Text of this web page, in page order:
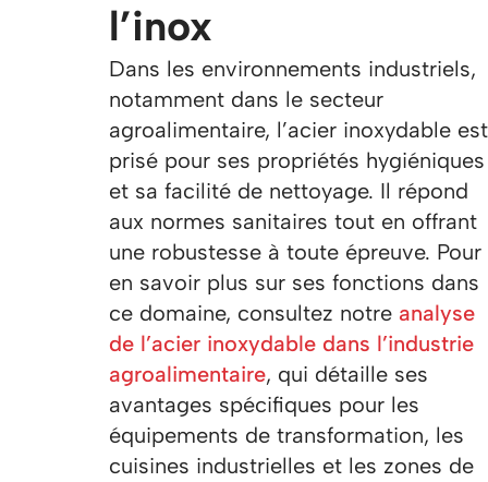
l’inox
Dans les environnements industriels,
notamment dans le secteur
agroalimentaire, l’acier inoxydable est
prisé pour ses propriétés hygiéniques
et sa facilité de nettoyage. Il répond
aux normes sanitaires tout en offrant
une robustesse à toute épreuve. Pour
en savoir plus sur ses fonctions dans
ce domaine, consultez notre analyse
de l’acier inoxydable dans l’industrie
agroalimentaire, qui détaille ses
avantages spécifiques pour les
équipements de transformation, les
cuisines industrielles et les zones de